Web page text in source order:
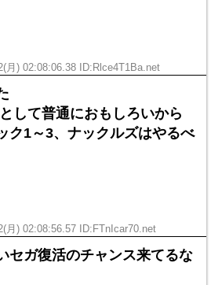
月) 02:08:06.38 ID:Rlce4T1Ba.net
して普通におもしろいから
ク1～3、ナックルズはやるべ
月) 02:08:56.57 ID:FTnIcar70.net
セガ復活のチャンス来てるな